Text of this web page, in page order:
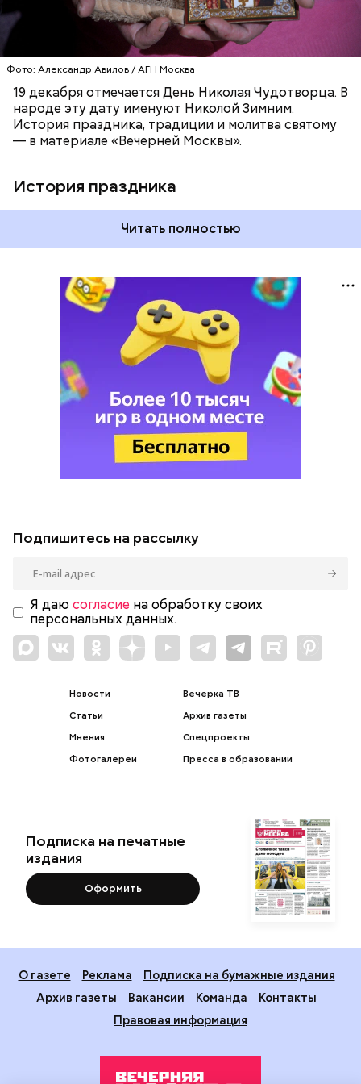
Фото: Александр Авилов / АГН Москва
19 декабря отмечается День Николая Чудотворца. В
народе эту дату именуют Николой Зимним.
История праздника, традиции и молитва святому
— в материале «Вечерней Москвы».
История праздника
Читать полностью
Подпишитесь на рассылку
Я даю согласие на обработку своих
персональных данных.
Новости
Статьи
Мнения
Фотогалереи
Вечерка ТВ
Архив газеты
Спецпроекты
Пресса в образовании
Подписка на печатные
издания
Оформить
О газете Реклама
Подписка на бумажные издания
Архив газеты
Вакансии Команда
Контакты
Правовая информация